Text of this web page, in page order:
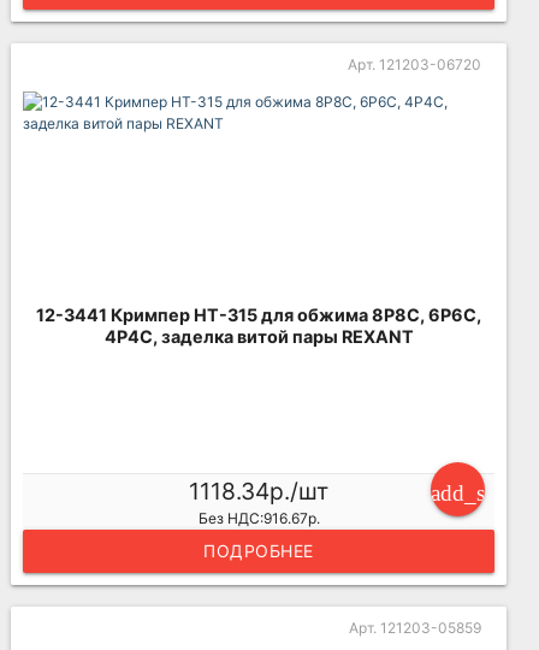
Арт. 121203-06720
12-3441 Кримпер HT-315 для обжима 8P8C, 6P6C,
4P4C, заделка витой пары REXANT
1118.34р./шт
Без НДС:916.67р.
ПОДРОБНЕЕ
Арт. 121203-05859